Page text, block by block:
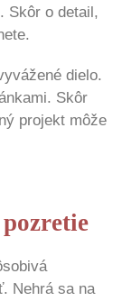
Skôr o detail,
dielo.
Skôr
projekt môže
Nehrá sa na